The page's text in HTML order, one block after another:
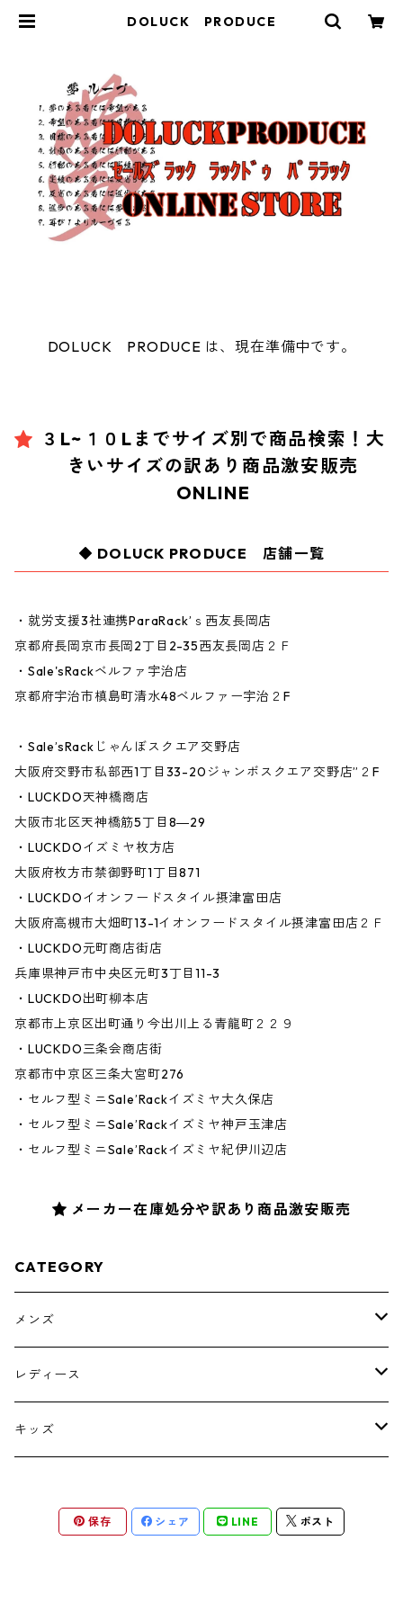
DOLUCK PRODUCE
DOLUCK PRODUCE は、現在準備中です。
３L~１０Lまでサイズ別で商品検索！大
きいサイズの訳あり商品激安販売
ONLINE
DOLUCK PRODUCE 店舗一覧
・就労支援3社連携ParaRack’ｓ西友長岡店
京都府長岡京市長岡2丁目2-35西友長岡店２Ｆ
・Sale'sRackベルファ宇治店
京都府宇治市槙島町清水48ベルファー宇治２F
・Sale’sRackじゃんぼスクエア交野店
大阪府交野市私部西1丁目33-20ジャンボスクエア交野店”２F
・LUCKDO天神橋商店
大阪市北区天神橋筋5丁目8―29
・LUCKDOイズミヤ枚方店
大阪府枚方市禁御野町1丁目871
・LUCKDOイオンフードスタイル摂津富田店
大阪府高槻市大畑町13-1イオンフードスタイル摂津富田店２Ｆ
・LUCKDO元町商店街店
兵庫県神戸市中央区元町3丁目11-3
・LUCKDO出町柳本店
京都市上京区出町通り今出川上る青龍町２２９
・LUCKDO三条会商店街
京都市中京区三条大宮町276
・セルフ型ミニSale’Rackイズミヤ大久保店
・セルフ型ミニSale’Rackイズミヤ神戸玉津店
・セルフ型ミニSale’Rackイズミヤ紀伊川辺店
メーカー在庫処分や訳あり商品激安販売
CATEGORY
メンズ
トップス
ボトムス
シューズ
レディース
トップス
キッズ
インナー
保存 シェア LINE ポスト